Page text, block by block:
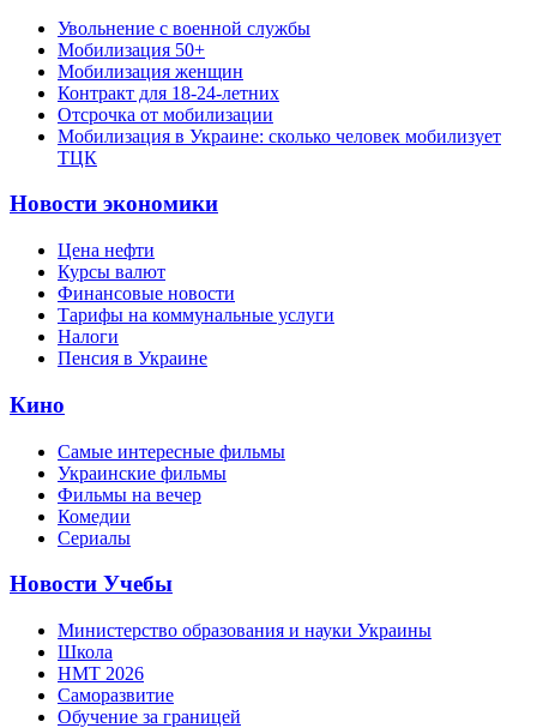
Увольнение с военной службы
Мобилизация 50+
Мобилизация женщин
Контракт для 18-24-летних
Отсрочка от мобилизации
Мобилизация в Украине: сколько человек мобилизует
ТЦК
Новости экономики
Цена нефти
Курсы валют
Финансовые новости
Тарифы на коммунальные услуги
Налоги
Пенсия в Украине
Кино
Самые интересные фильмы
Украинские фильмы
Фильмы на вечер
Комедии
Сериалы
Новости Учебы
Министерство образования и науки Украины
Школа
НМТ 2026
Саморазвитие
Обучение за границей